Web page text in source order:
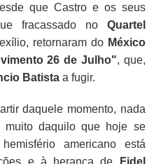
que Castro e os seus
fracassado no Quartel
retornaram do México
26 de Julho", que,
Batista a fugir.
daquele momento, nada
daquilo que hoje se
americano está
e à herança de
Fidel